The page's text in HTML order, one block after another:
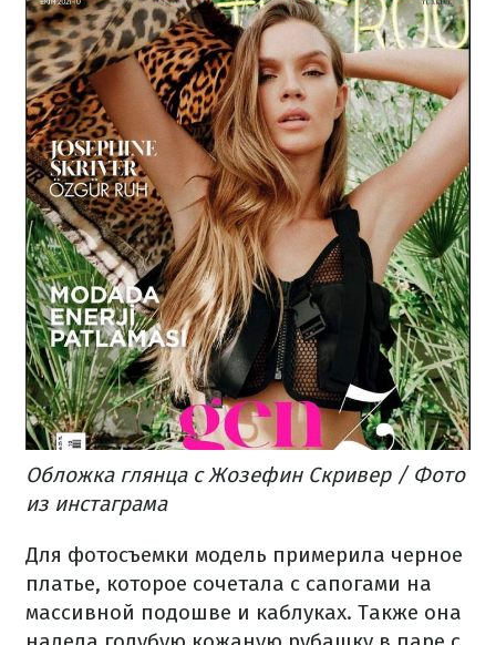
Обложка глянца с Жозефин Скривер / Фото
из инстаграма
Для фотосъемки модель примерила черное
платье, которое сочетала с сапогами на
массивной подошве и каблуках. Также она